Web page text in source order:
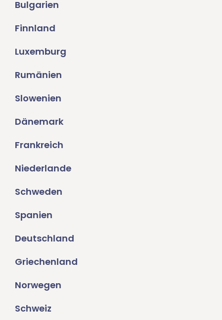
Bulgarien
Finnland
Luxemburg
Rumänien
Slowenien
Dänemark
Frankreich
Niederlande
Schweden
Spanien
Deutschland
Griechenland
Norwegen
Schweiz